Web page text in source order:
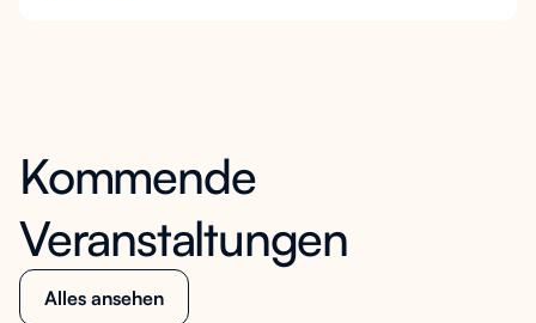
Kommende
Veranstaltungen
Alles ansehen